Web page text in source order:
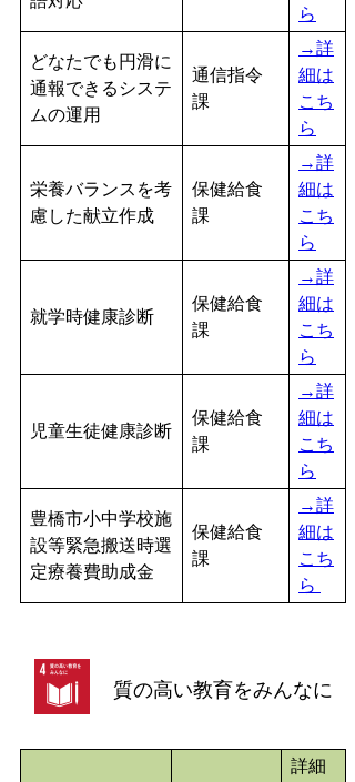
ら
どなたでも円滑に
通報できるシステ
ムの運用
通信指令
課
→詳
細は
こち
ら
栄養バランスを考
慮した献立作成
保健給食
課
→詳
細は
こち
ら
就学時健康診断
保健給食
課
→詳
細は
こち
ら
児童生徒健康診断
保健給食
課
→詳
細は
こち
ら
豊橋市小中学校施
設等緊急搬送時選
定療養費助成金
保健給食
課
→詳
細は
こち
ら
質の高い教育をみんなに
詳細